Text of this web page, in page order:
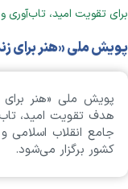
برای تقویت امید، تاب‌آوری
پویش ملی «هنر برای
پویش ملی «هنر برای
هدف تقویت امید،
جامع انقلاب
کشور برگزار می‌شود.